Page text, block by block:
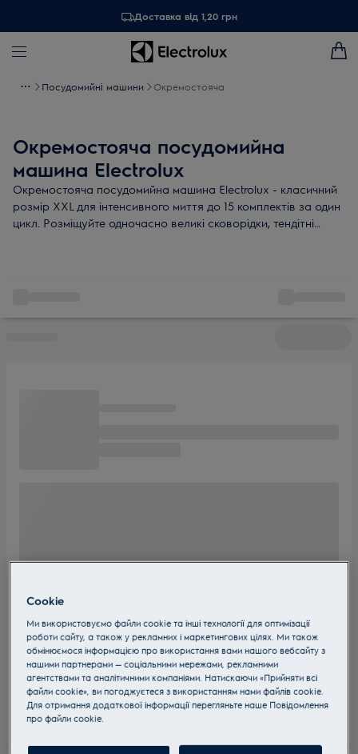
Доставка від 1,20 грн
Посудомийні машини Окремостояча
Окремостояча посудомийна
машина Electrolux
Окремостояча посудомийна машина Electrolux - класичний
розмір XXL для інтенсивного миття до 15 комплектів за один
цикл. Розміщуйте одночасно великі сковорідки, тендітні
Cookie
Ми використовуємо файли cookie та інші технології для оптимізації
роботи сайту, а також у рекламних і маркетингових цілях. Ми також
обмінюємося інформацією про використання вами нашого вебсайту з
нашими партнерами — соціальними мережами, рекламними
агентствами та аналітичними компаніями. Натискаючи «Прийняти всі
файли cookie», ви погоджуєтеся з використанням нами файлів cookie.
Для отримання додаткової інформації перегляньте наше Пoвідомлення
прo файли cookie.